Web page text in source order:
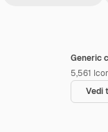
Generic
5,561
Vedi